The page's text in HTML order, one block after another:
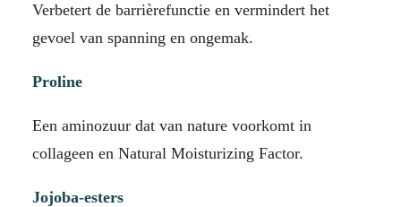
Verbetert de barrièrefunctie en vermindert het
gevoel van spanning en ongemak.
Proline
Een aminozuur dat van nature voorkomt in
collageen en Natural Moisturizing Factor.
Jojoba-esters